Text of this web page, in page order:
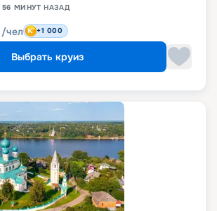
56 МИНУТ НАЗАД
/чел +1 000
Выбрать круиз